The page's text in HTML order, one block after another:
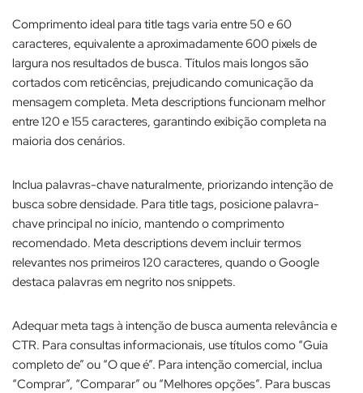
Comprimento ideal para title tags varia entre 50 e 60
caracteres, equivalente a aproximadamente 600 pixels de
largura nos resultados de busca. Títulos mais longos são
cortados com reticências, prejudicando comunicação da
mensagem completa. Meta descriptions funcionam melhor
entre 120 e 155 caracteres, garantindo exibição completa na
maioria dos cenários.​
Inclua palavras-chave naturalmente, priorizando intenção de
busca sobre densidade. Para title tags, posicione palavra-
chave principal no início, mantendo o comprimento
recomendado. Meta descriptions devem incluir termos
relevantes nos primeiros 120 caracteres, quando o Google
destaca palavras em negrito nos snippets.​
Adequar meta tags à intenção de busca aumenta relevância e
CTR. Para consultas informacionais, use títulos como “Guia
completo de” ou “O que é”. Para intenção comercial, inclua
“Comprar”, “Comparar” ou “Melhores opções”. Para buscas